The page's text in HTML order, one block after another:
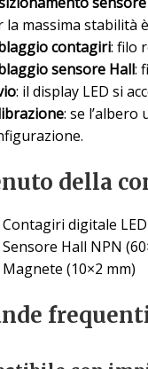
la massima stabilità
contagiri: filo
sensore Hall:
: il display LED si
: se
della
Contagiri digitale
Sensore Hall NPN
Magnete (10×2 mm)